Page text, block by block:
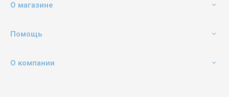
О магазине
Помощь
О компании